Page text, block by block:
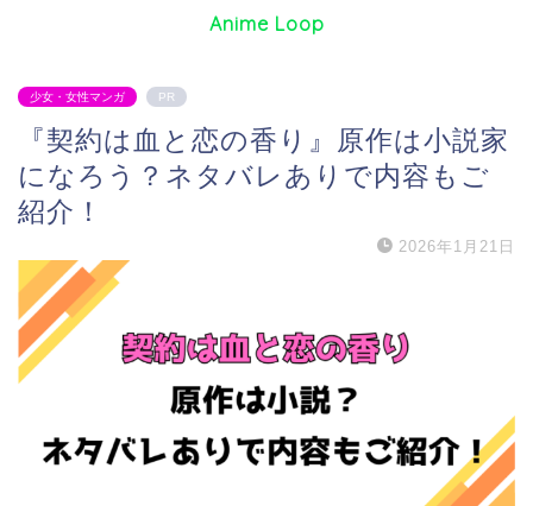
Anime Loop
少女・女性マンガ PR
『契約は血と恋の香り』原作は小説家
になろう？ネタバレありで内容もご
紹介！
2026年1月21日